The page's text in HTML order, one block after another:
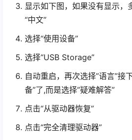
显示如下图，如果没有显示，
“中文”
选择“使用设备”
选择“USB Storage”
自动重启，再次选择”语言”接
备”了,而是选择”疑难解答”
点击“从驱动器恢复”
点击“完全清理驱动器”